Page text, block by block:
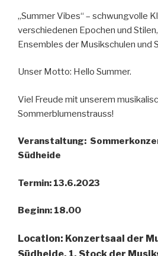
„Summer Vibes“ – schwungvolle
verschiedenen Epochen und
Ensembles der Musikschulen und
Unser Motto: Hello Summer.
Viel Freude mit unserem
Sommerblumenstrauss!
Veranstaltung:
Südheide
Termin: 13.6.2023
Beginn: 18.00
Location: Konzertsaal der